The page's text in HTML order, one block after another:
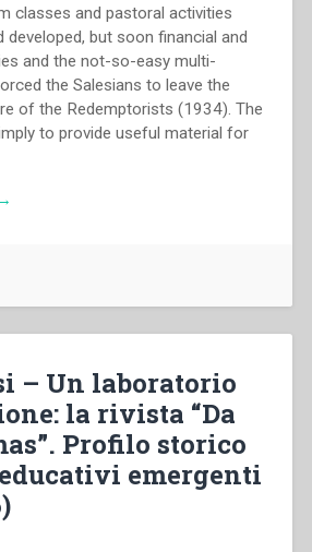
classes and pastoral activities
developed, but soon financial and
and the not-so-easy multi-
the Salesians to leave the
of the Redemptorists (1934). The
to provide useful material for
“Philip
ministry
in
→
– Un laboratorio
la rivista “Da
Profilo storico
emergenti